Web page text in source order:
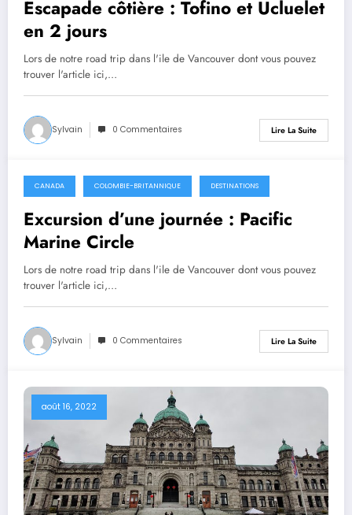
Escapade côtière : Tofino et Ucluelet
en 2 jours
Lors de notre road trip dans l'ile de Vancouver dont vous pouvez
trouver l'article ici,…
Sylvain 0 Commentaires Lire La Suite
août 16, 2022
CANADA COLOMBIE-BRITANNIQUE DESTINATIONS
Excursion d’une journée : Pacific
Marine Circle
Lors de notre road trip dans l'ile de Vancouver dont vous pouvez
trouver l'article ici,…
Sylvain 0 Commentaires Lire La Suite
août 16, 2022